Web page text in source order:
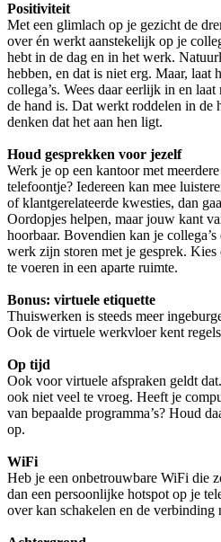
Positiviteit
Met een glimlach op je gezicht de
over én werkt aanstekelijk op je
hebt in de dag en in het werk.
hebben, en dat is niet erg. Maar, laat
collega’s. Wees daar eerlijk in en
de hand is. Dat werkt roddelen in de
denken dat het aan hen ligt.
Houd gesprekken voor jezelf
Werk je op een kantoor met
telefoontje? Iedereen kan mee
of klantgerelateerde kwesties, dan
Oordopjes helpen, maar jouw kant
hoorbaar. Bovendien kan je
werk zijn storen met je gesprek.
te voeren in een aparte ruimte.
Bonus: virtuele etiquette
Thuiswerken is steeds meer
Ook de virtuele werkvloer kent
Op tijd
Ook voor virtuele afspraken geldt
ook niet veel te vroeg. Heeft je
van bepaalde programma’s? Houd
op.
WiFi
Heb je een onbetrouwbare WiFi die
dan een persoonlijke hotspot op je
over kan schakelen en de